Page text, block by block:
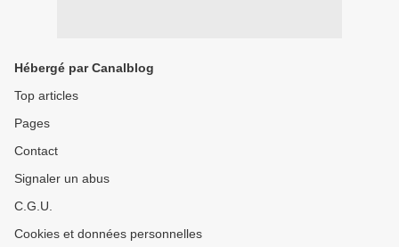
Hébergé par Canalblog
Top articles
Pages
Contact
Signaler un abus
C.G.U.
Cookies et données personnelles